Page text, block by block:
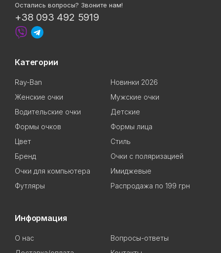
Остались вопросы? Звоните нам!
+38 093 492 5919
Категории
Ray-Ban
Новинки 2026
Женские очки
Мужские очки
Водительские очки
Детские
Формы очков
Формы лица
Цвет
Стиль
Бренд
Очки с поляризацией
Очки для компьютера
Имиджевые
Футляры
Распродажа по 199 грн
Информация
О нас
Вопросы-ответы